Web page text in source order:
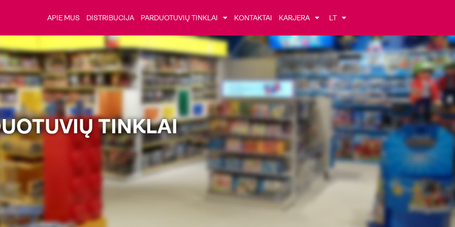
APIE MUS DISTRIBUCIJA PARDUOTUVIŲ TINKLAI KONTAKTAI KARJERA LT
TINKLAI